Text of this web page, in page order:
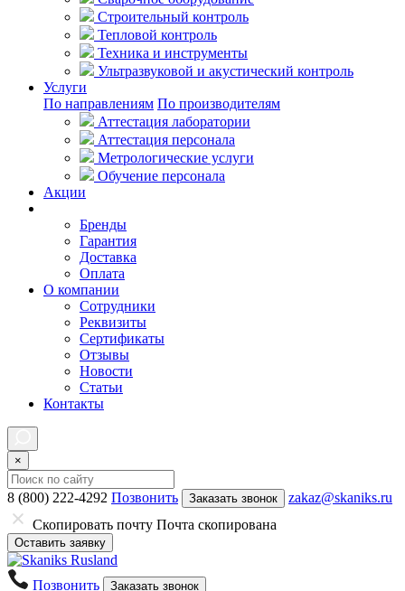
Строительный контроль
Тепловой контроль
Техника и инструменты
Ультразвуковой и акустический контроль
Услуги
По направлениям По производителям
Аттестация лаборатории
Аттестация персонала
Метрологические услуги
Обучение персонала
Акции
Бренды
Гарантия
Доставка
Оплата
О компании
Сотрудники
Реквизиты
Сертификаты
Отзывы
Новости
Статьи
Контакты
×
8 (800) 222-4292 Позвонить Заказать звонок
zakaz@skaniks.ru
Скопировать почту Почта скопирована
Оставить заявку
Позвонить Заказать звонок